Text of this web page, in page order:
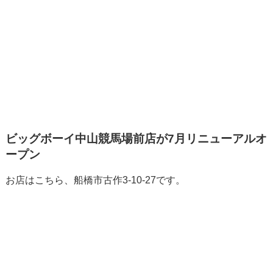
ビッグボーイ中山競馬場前店が7月リニューアルオ
ープン
お店はこちら、船橋市古作3-10-27です。